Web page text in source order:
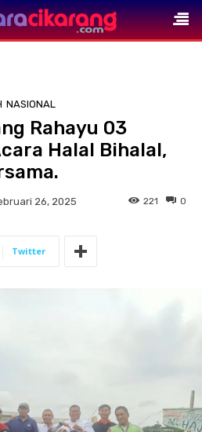
NASIONAL
Rahayu 03
Halal Bihalal,
26, 2025 0
221
Twitter